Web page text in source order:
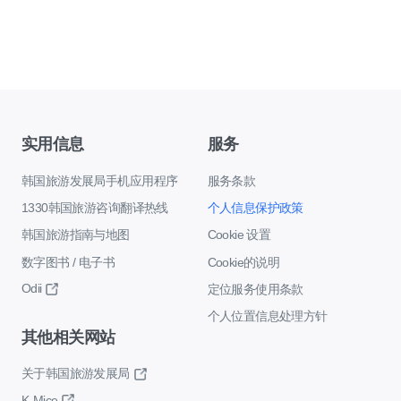
实用信息
韩国旅游发展局手机应用程序
1330韩国旅游咨询翻译热线
韩国旅游指南与地图
数字图书 / 电子书
Odii
服务
服务条款
个人信息保护政策
Cookie 设置
Cookie的说明
定位服务使用条款
个人位置信息处理方针
其他相关网站
关于韩国旅游发展局